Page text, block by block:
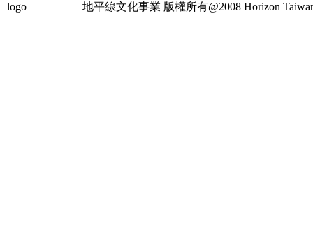
地平線文化事業 版權所有@2008 Horizon